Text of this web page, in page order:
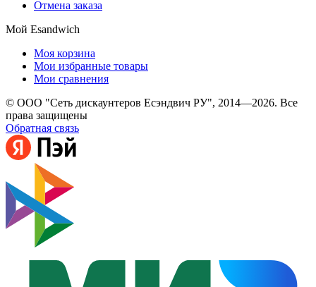
Отмена заказа
Мой Esandwich
Моя корзина
Мои избранные товары
Мои сравнения
© ООО "Сеть дискаунтеров Есэндвич РУ", 2014—2026. Все
права защищены
Обратная связь